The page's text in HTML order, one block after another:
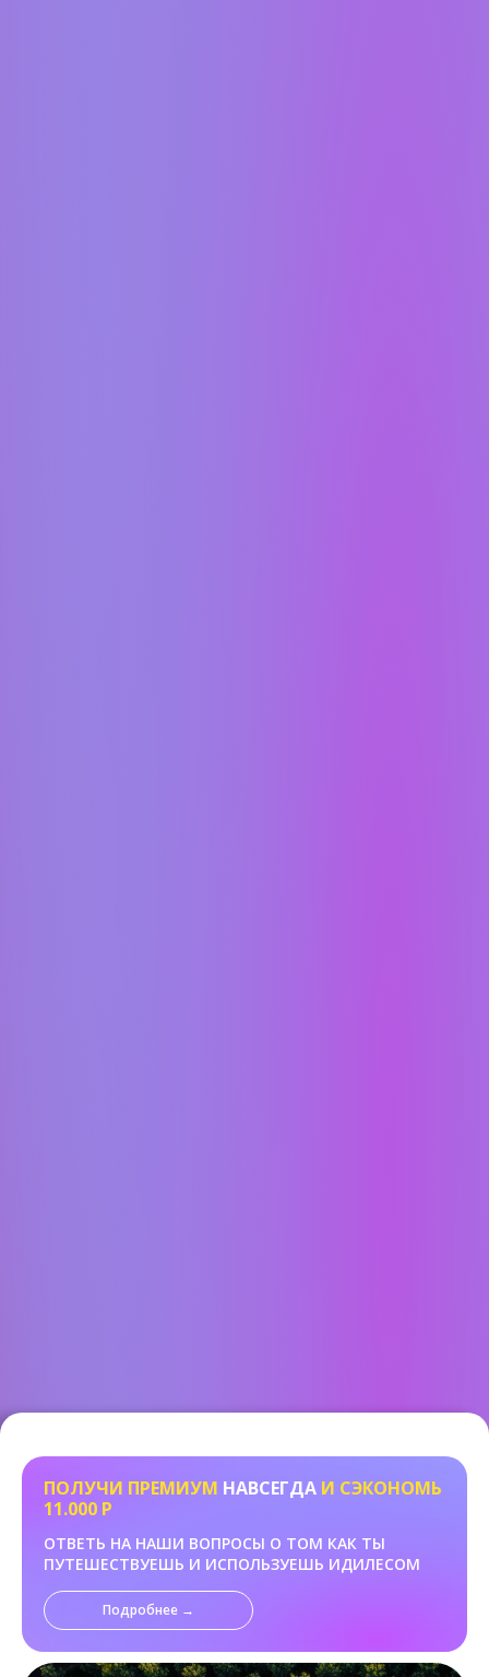
ПОЛУЧИ ПРЕМИУМ НАВСЕГДА И СЭКОНОМЬ
11.000 Р
ОТВЕТЬ НА НАШИ ВОПРОСЫ О ТОМ КАК ТЫ
ПУТЕШЕСТВУЕШЬ И ИСПОЛЬЗУЕШЬ ИДИЛЕСОМ
Подробнее →